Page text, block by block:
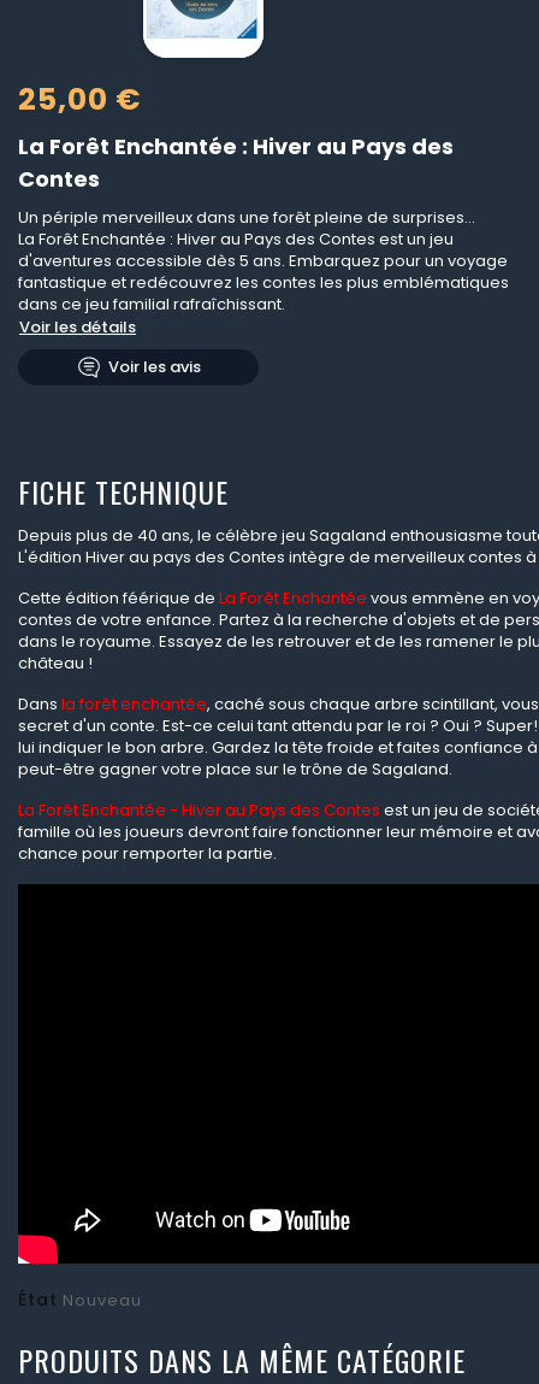
25,00 €
La Forêt Enchantée : Hiver au Pays des
Contes
Un périple merveilleux dans une forêt pleine de surprises...
La Forêt Enchantée : Hiver au Pays des Contes est un jeu
d'aventures accessible dès 5 ans. Embarquez pour un voyage
fantastique et redécouvrez les contes les plus emblématiques
dans ce jeu familial rafraîchissant.
Voir les détails
Voir les avis
FICHE TECHNIQUE
Depuis plus de 40 ans, le célèbre jeu Sagaland enthousiasme
L'édition Hiver au pays des Contes intègre de merveilleux contes
Cette édition féérique de La Forêt Enchantée vous emmène en
contes de votre enfance. Partez à la recherche d'objets et de
dans le royaume. Essayez de les retrouver et de les ramener le
château !
Dans la forêt enchantée, caché sous chaque arbre scintillant,
secret d'un conte. Est-ce celui tant attendu par le roi ? Oui ?
lui indiquer le bon arbre. Gardez la tête froide et faites confiance
peut-être gagner votre place sur le trône de Sagaland.
La Forêt Enchantée - Hiver au Pays des Contes est un jeu de
famille où les joueurs devront faire fonctionner leur mémoire et
chance pour remporter la partie.
État Nouveau
PRODUITS DANS LA MÊME CATÉGORIE